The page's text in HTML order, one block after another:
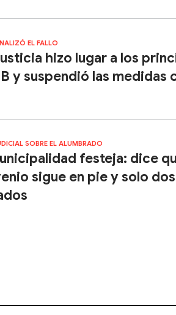
EL FALLO
hizo lugar a los
y suspendió las medidas
SOBRE EL ALUMBRADO
festeja: dice
sigue en pie y solo